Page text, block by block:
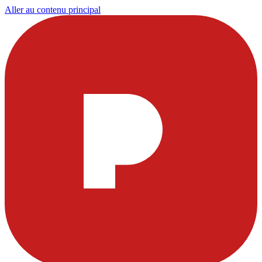
Aller au contenu principal